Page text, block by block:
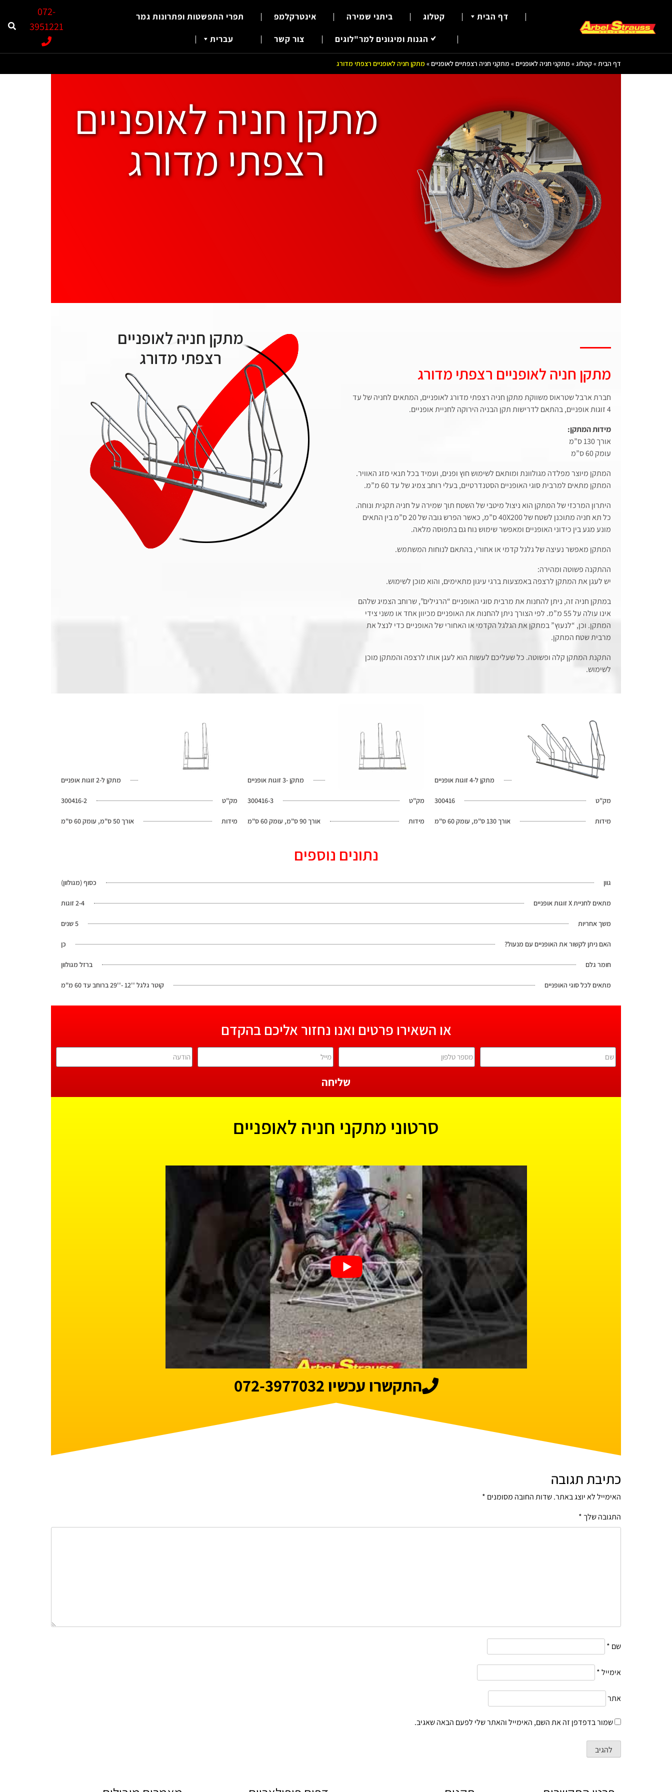
דף הבית קטלוג ביתני שמירה אינטרקלמפ תפרי התפשטות ופתרונות גמר
הגנות ומיגונים למר"לוגים צור קשר עברית
072-
3951221
דף הבית»קטלוג» מתקני חניה לאופניים» מתקני חניה רצפתיים לאופניים» מתקן חניה לאופניים רצפתי מדורג
מתקן חניה לאופניים
רצפתי מדורג
מתקן חניה לאופניים רצפתי מדורג
חברת ארבל שטראוס משווקת מתקן חניה רצפתי מדורג לאופניים, המתאים לחניה של עד
4 זוגות אופניים, בהתאם לדרישות תקן הבניה הירוקה לחניית אופניים.
מידות המתקן:
אורך 130 ס”מ
עומק 60 ס”מ
המתקן מיוצר מפלדה מגולוונת ומותאם לשימוש חוץ ופנים, ועמיד בכל תנאי מזג האוויר.
המתקן מתאים למרבית סוגי האופניים הסטנדרטיים, בעלי רוחב צמיג של עד 60 מ”מ.
היתרון המרכזי של המתקן הוא ניצול מיטבי של השטח תוך שמירה על חניה תקנית ונוחה.
כל תא חניה מתוכנן לשטח של 40X200 ס”מ, כאשר הפרש גובה של 20 ס”מ בין התאים
מונע מגע בין כידוני האופניים ומאפשר שימוש נוח גם בתפוסה מלאה.
המתקן מאפשר נעיצה של גלגל קדמי או אחורי, בהתאם לנוחות המשתמש.
ההתקנה פשוטה ומהירה:
יש לעגן את המתקן לרצפה באמצעות ברגי עיגון מתאימים, והוא מוכן לשימוש.
במתקן חניה זה, ניתן להחנות את מרבית סוגי האופניים “הרגילים”, שרוחב הצמיג שלהם
אינו עולה על 55 מ”מ. לפי הצורך ניתן להחנות את האופניים מכיוון אחד או משני צידי
המתקן. וכן, “לנעוץ” במתקן את הגלגל הקדמי או האחורי של האופניים כדי לנצל את
מרבית שטח המתקן.
התקנת המתקן קלה ופשוטה. כל שעליכם לעשות הוא לעגן אותו לרצפה והמתקן מוכן
לשימוש.
מתקן ל-4 זוגות אופניים
מק"ט 300416
מידות אורך 130 ס"מ, עומק 60 ס"מ
מתקן -3 זוגות אופניים
מק"ט 300416-3
מידות אורך 90 ס"מ, עומק 60 ס"מ
מתקן ל-2 זוגות אופניים
מק"ט 300416-2
מידות אורך 50 ס"מ, עומק 60 ס"מ
נתונים נוספים
גוון כסוף (מגולוון)
מתאים לחניית X זוגות אופניים 2-4 זוגות
משך אחריות 5 שנים
האם ניתן לקשור את האופניים עם מנעול? כן
חומר גלם ברזל מגולוון
מתאים לכל סוגי האופניים קוטר גלגל ''12 -''29 ברוחב עד 60 מ"מ
או השאירו פרטים ואנו נחזור אליכם בהקדם
שליחה
סרטוני מתקני חניה לאופניים
התקשרו עכשיו 072-3977032
כתיבת תגובה
האימייל לא יוצג באתר.שדות החובה מסומנים *
התגובה שלך*
שם *
אימייל*
אתר
שמור בדפדפן זה את השם, האימייל והאתר שלי לפעם הבאה שאגיב.